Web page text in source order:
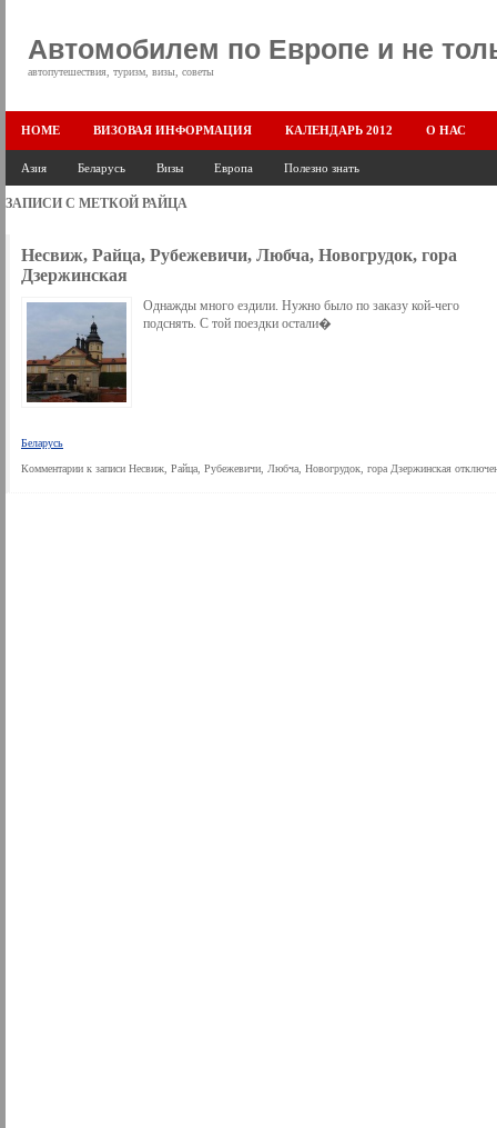
Автомобилем по Европе и не
автопутешествия, туризм, визы, советы
HOME ВИЗОВАЯ ИНФОРМАЦИЯ КАЛЕНДАРЬ 2012 О НАС
Азия Беларусь Визы Европа Полезно знать
ЗАПИСИ С МЕТКОЙ РАЙЦА
Несвиж, Райца, Рубежевичи, Любча, Новогрудок, гора
Дзержинская
Однажды много ездили. Нужно было по заказу кой-чего
подснять. С той поездки остали�
Беларусь
Комментарии к записи Несвиж, Райца, Рубежевичи, Любча, Новогрудок, гора Дзержинская